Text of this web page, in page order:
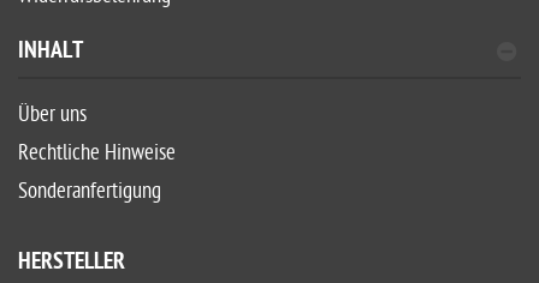
INHALT
Über uns
Rechtliche Hinweise
Sonderanfertigung
HERSTELLER